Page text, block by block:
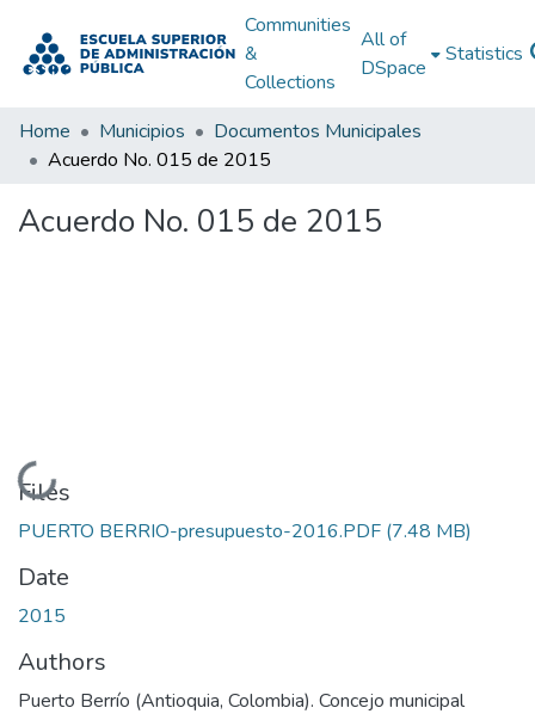
Communities
&
Collections
All of
DSpace
Statistics
Home Municipios
Documentos Municipales
Acuerdo No. 015 de 2015
Acuerdo No. 015 de 2015
Loading...
Files
PUERTO BERRIO-presupuesto-2016.PDF (7.48 MB)
Date
2015
Authors
Puerto Berrío (Antioquia, Colombia). Concejo municipal